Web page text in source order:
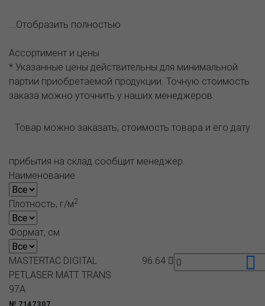
...Отобразить полностью
Ассортимент и цены
* Указанные цены действительны для минимальной
партии приобретаемой продукции. Точную стоимость
заказа можно уточнить у наших менеджеров.
Товар можно заказать, стоимость товара и его дату
прибытия на склад сообщит менеджер.
Наименование
Плотность, г/м2
Формат, см
MASTERTAC DIGITAL
PETLASER MATT TRANS
97A
№ 7147307
96.64